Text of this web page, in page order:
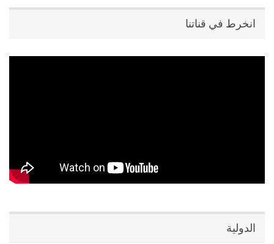
انخرط في قناتنا
الدولية